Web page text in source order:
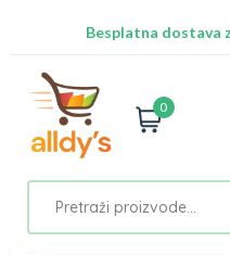
Besplatna dostava
0